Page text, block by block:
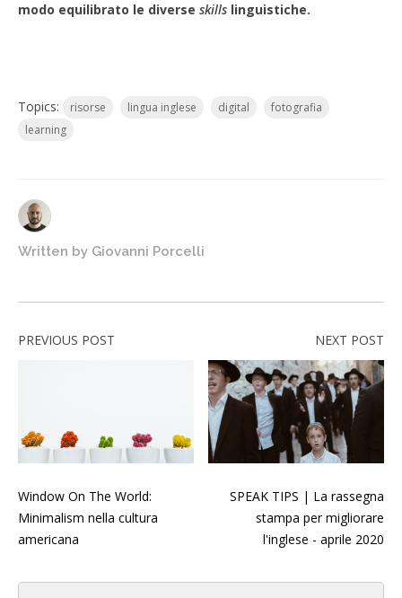
modo equilibrato le diverse skills linguistiche.
Topics: risorse lingua inglese digital
fotografia
learning
Written by Giovanni Porcelli
PREVIOUS POST
Window On The World:
Minimalism nella cultura
americana
NEXT POST
SPEAK TIPS | La rassegna
stampa per migliorare
l'inglese - aprile 2020